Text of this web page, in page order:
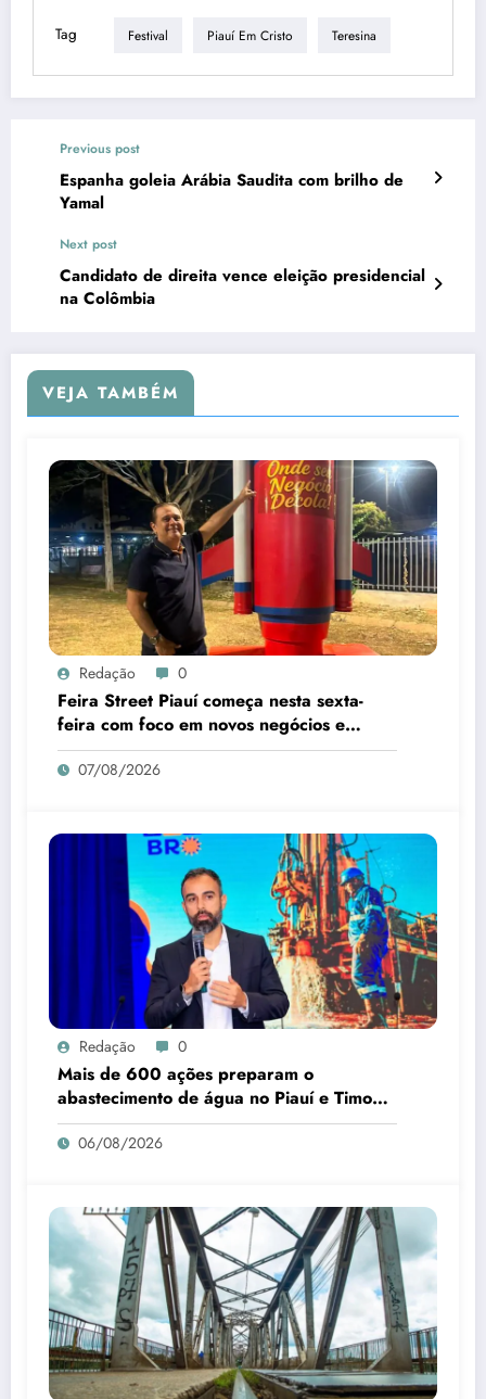
Tag Festival Piauí Em Cristo Teresina
Previous post
Espanha goleia Arábia Saudita com brilho de
Yamal
Next post
Candidato de direita vence eleição presidencial
na Colômbia
VEJA TAMBÉM
Redação 0
Feira Street Piauí começa nesta sexta-
feira com foco em novos negócios e
empreendedorismo
07/08/2026
Redação 0
Mais de 600 ações preparam o
abastecimento de água no Piauí e Timon
para o B-R-O-BRÓ
06/08/2026